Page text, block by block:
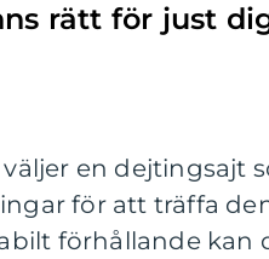
rätt för just
en dejtingsajt
för att träffa
förhållande kan